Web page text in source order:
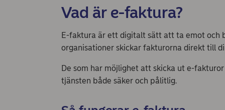
Vad är e-faktura?
E-faktura är ett digitalt sätt att ta emot och
organisationer skickar fakturorna direkt till
De som har möjlighet att skicka ut e-
tjänsten både säker och pålitlig.